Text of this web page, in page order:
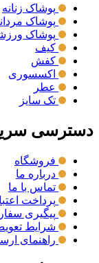
پوشاک زنانه
پوشاک
پوشاک
کیف
کفش
اکسسوری
عطر
تک سایز
دسترسی
فروشگاه
درباره ما
تماس با ما
پرداخت
پیگیری
شرایط
راهنمای